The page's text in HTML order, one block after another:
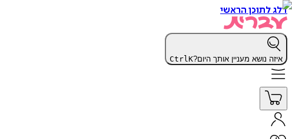
דלג לתוכן הראשי
איזה נושא מעניין אותך היום? CtrlK